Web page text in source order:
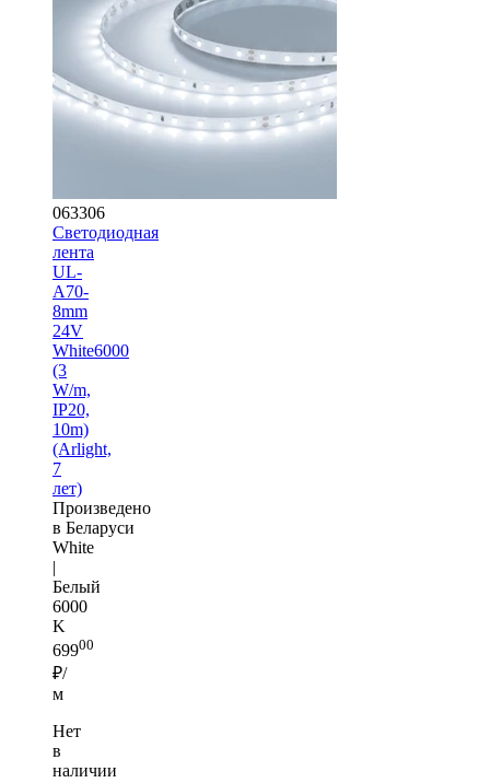
063306
Светодиодная
лента
UL-
A70-
8mm
24V
White6000
(3
W/m,
IP20,
10m)
(Arlight,
7
лет)
Произведено
в Беларуси
White
|
Белый
6000
K
69900
₽/
м
Нет
в
наличии